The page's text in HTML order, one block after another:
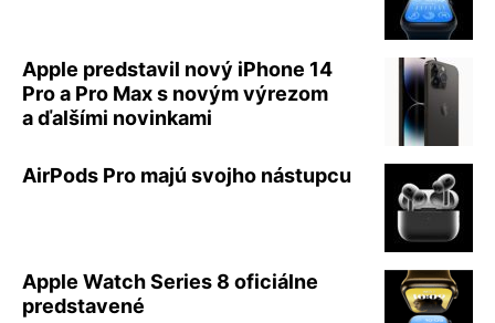
Apple predstavil nový iPhone 14
Pro a Pro Max s novým výrezom
a ďalšími novinkami
AirPods Pro majú svojho nástupcu
Apple Watch Series 8 oficiálne
predstavené